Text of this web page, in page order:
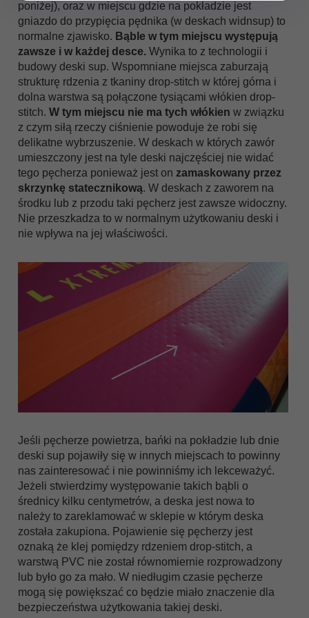
poniżej), oraz w miejscu gdzie na pokładzie jest
gniazdo do przypięcia pędnika (w deskach widnsup) to
normalne zjawisko. Bąble w tym miejscu występują
zawsze i w każdej desce. Wynika to z technologii i
budowy deski sup. Wspomniane miejsca zaburzają
strukturę rdzenia z tkaniny drop-stitch w której górna i
dolna warstwa są połączone tysiącami włókien drop-
stitch. W tym miejscu nie ma tych włókien w związku
z czym siłą rzeczy ciśnienie powoduje że robi się
delikatne wybrzuszenie. W deskach w których zawór
umieszczony jest na tyle deski najczęściej nie widać
tego pęcherza ponieważ jest on zamaskowany przez
skrzynkę statecznikową. W deskach z zaworem na
środku lub z przodu taki pęcherz jest zawsze widoczny.
Nie przeszkadza to w normalnym użytkowaniu deski i
nie wpływa na jej właściwości.
Jeśli pęcherze powietrza, bańki na pokładzie lub dnie
deski sup pojawiły się w innych miejscach to powinny
nas zainteresować i nie powinniśmy ich lekceważyć.
Jeżeli stwierdzimy występowanie takich bąbli o
średnicy kilku centymetrów, a deska jest nowa to
należy to zareklamować w sklepie w którym deska
została zakupiona. Pojawienie się pęcherzy jest
oznaką że klej pomiędzy rdzeniem drop-stitch, a
warstwą PVC nie został równomiernie rozprowadzony
lub było go za mało. W niedługim czasie pęcherze
mogą się powiększać co będzie miało znaczenie dla
bezpieczeństwa użytkowania takiej deski.